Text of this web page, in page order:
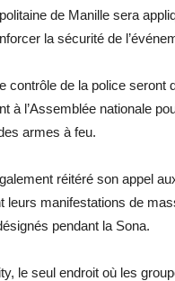
de Manille sera
la sécurité de
contrôle de la police seront
à l’Assemblée nationale
armes à feu.
réitéré son appel
leurs manifestations de
pendant la Sona.
le seul endroit où les